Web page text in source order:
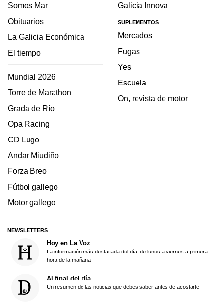
Somos Mar
Obituarios
La Galicia Económica
El tiempo
Mundial 2026
Torre de Marathon
Grada de Río
Opa Racing
CD Lugo
Andar Miudiño
Forza Breo
Fútbol gallego
Motor gallego
Galicia Innova
SUPLEMENTOS
Mercados
Fugas
Yes
Escuela
On, revista de motor
NEWSLETTERS
Hoy en La Voz
La información más destacada del día, de lunes a viernes a primera
hora de la mañana
Al final del día
Un resumen de las noticias que debes saber antes de acostarte